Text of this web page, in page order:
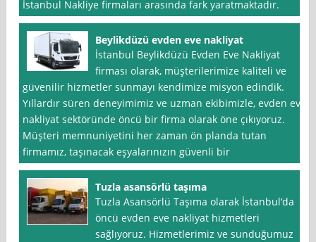
İstanbul Nakliye firmaları arasında fark yaratmaktadır.
Beylikdüzü evden eve nakliyat
İstanbul Beylikdüzü Evden Eve Nakliyat
firması olarak, müşterilerimize kaliteli ve
güvenilir hizmetler sunmayı kendimize misyon edindik.
Yıllardır süren deneyimimiz ve uzman ekibimizle, evden eve
nakliyat sektöründe öncü bir firma olarak öne çıkıyoruz.
Müşteri memnuniyetini her zaman ön planda tutan
firmamız, taşınacak eşyalarınızın güvenli bir
Tuzla asansörlü taşıma
Tuzla Asansörlü Taşıma olarak İstanbul‘da
öncü evden eve nakliyat hizmetleri
sağlıyoruz. Hizmetlerimiz ve sunduğumuz